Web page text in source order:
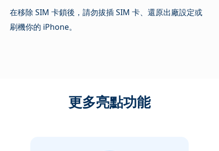
在移除 SIM 卡鎖後，請勿拔插 SIM 卡、還原出廠設定或
刷機你的 iPhone。
更多亮點功能